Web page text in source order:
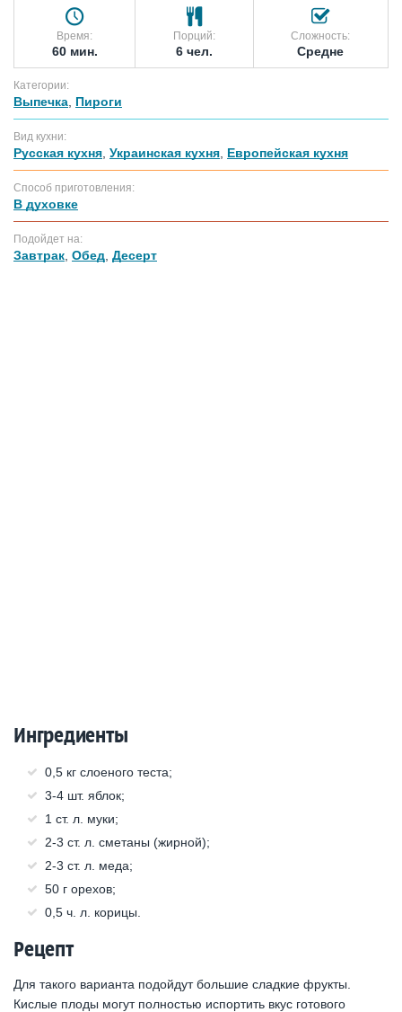
Время:
60 мин.
Порций:
6 чел.
Сложность:
Средне
Категории:
Выпечка Пироги
Вид кухни:
Русская кухня Украинская кухня Европейская кухня
Способ приготовления:
В духовке
Подойдет на:
Завтрак Обед Десерт
Ингредиенты
0,5 кг слоеного теста;
3-4 шт. яблок;
1 ст. л. муки;
2-3 ст. л. сметаны (жирной);
2-3 ст. л. меда;
50 г орехов;
0,5 ч. л. корицы.
Рецепт
Для такого варианта подойдут большие сладкие фрукты.
Кислые плоды могут полностью испортить вкус готового